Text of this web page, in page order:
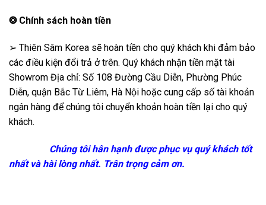
❂Chính sách hoàn tiền
➢ Thiên Sâm Korea sẽ hoàn tiền cho quý khách khi đảm bảo
các điều kiện đổi trả ở trên. Quý khách nhận tiền mặt tài
Showrom Địa chỉ: Số 108 Đường Cầu Diễn, Phường Phúc
Diễn, quận Bắc Từ Liêm, Hà Nội hoặc cung cấp số tài khoản
ngân hàng để chúng tôi chuyển khoản hoàn tiền lại cho quý
khách.
Chúng tôi hân hạnh được phục vụ quý khách tốt
nhất và hài lòng nhất. Trân trọng cảm ơn.